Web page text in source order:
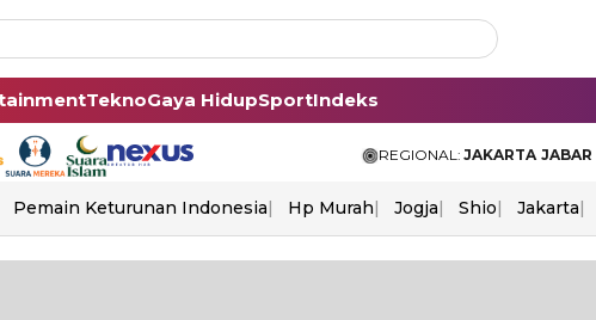
TeknoGaya HidupSportIndeks
REGIONAL: JAKARTA JABAR
Pemain Keturunan Indonesia Hp Murah Jogja Shio Jakarta